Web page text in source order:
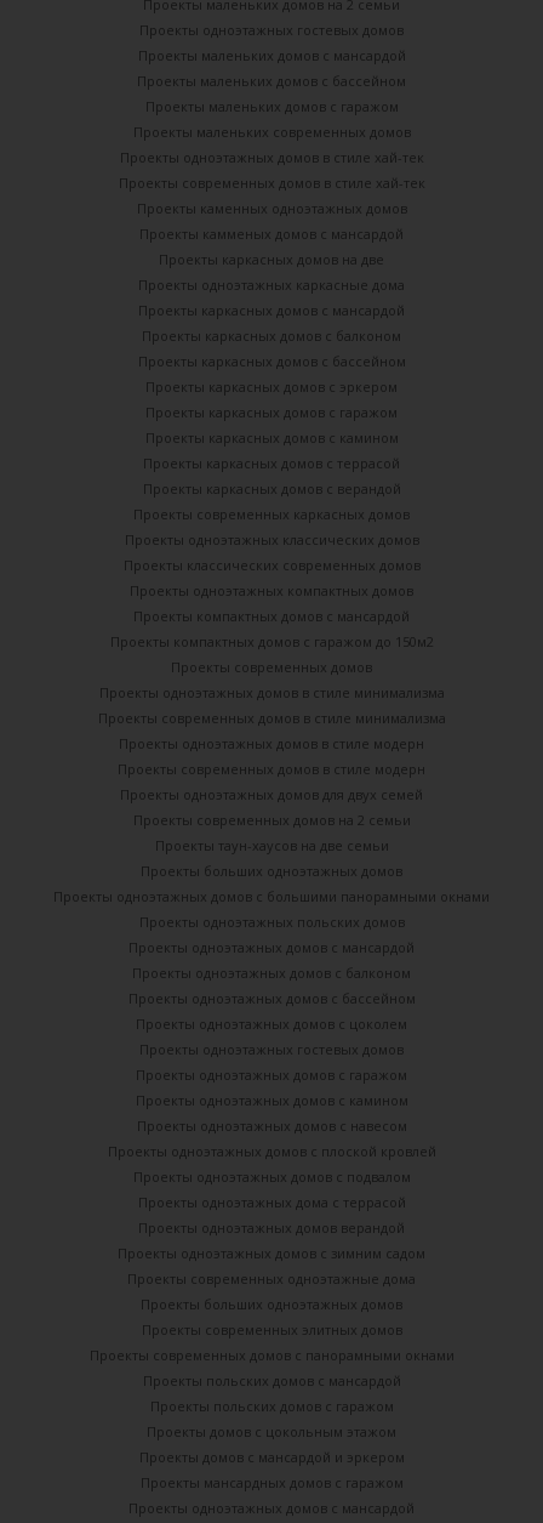
Проекты маленьких домов на 2 семьи
Проекты одноэтажных гостевых домов
Проекты маленьких домов с мансардой
Проекты маленьких домов с бассейном
Проекты маленьких домов с гаражом
Проекты маленьких современных домов
Проекты одноэтажных домов в стиле хай-тек
Проекты современных домов в стиле хай-тек
Проекты каменных одноэтажных домов
Проекты камменых домов с мансардой
Проекты каркасных домов на две
Проекты одноэтажных каркасные дома
Проекты каркасных домов с мансардой
Проекты каркасных домов с балконом
Проекты каркасных домов с бассейном
Проекты каркасных домов с эркером
Проекты каркасных домов с гаражом
Проекты каркасных домов с камином
Проекты каркасных домов с террасой
Проекты каркасных домов с верандой
Проекты современных каркасных домов
Проекты одноэтажных классических домов
Проекты классических современных домов
Проекты одноэтажных компактных домов
Проекты компактных домов с мансардой
Проекты компактных домов с гаражом до 150м2
Проекты современных домов
Проекты одноэтажных домов в стиле минимализма
Проекты современных домов в стиле минимализма
Проекты одноэтажных домов в стиле модерн
Проекты современных домов в стиле модерн
Проекты одноэтажных домов для двух семей
Проекты современных домов на 2 семьи
Проекты таун-хаусов на две семьи
Проекты больших одноэтажных домов
Проекты одноэтажных домов с большими панорамными окнами
Проекты одноэтажных польских домов
Проекты одноэтажных домов с мансардой
Проекты одноэтажных домов с балконом
Проекты одноэтажных домов с бассейном
Проекты одноэтажных домов с цоколем
Проекты одноэтажных гостевых домов
Проекты одноэтажных домов с гаражом
Проекты одноэтажных домов с камином
Проекты одноэтажных домов с навесом
Проекты одноэтажных домов с плоской кровлей
Проекты одноэтажных домов с подвалом
Проекты одноэтажных дома с террасой
Проекты одноэтажных домов верандой
Проекты одноэтажных домов с зимним садом
Проекты современных одноэтажные дома
Проекты больших одноэтажных домов
Проекты современных элитных домов
Проекты современных домов с панорамными окнами
Проекты польских домов с мансардой
Проекты польских домов с гаражом
Проекты домов с цокольным этажом
Проекты домов с мансардой и эркером
Проекты мансардных домов с гаражом
Проекты одноэтажных домов с мансардой